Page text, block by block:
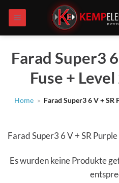
Inhalt
springen
Farad Super3
Fuse +
Home » Farad Super3 6 V + SR
Farad Super3 6 V + SR
Es wurden keine Produkte